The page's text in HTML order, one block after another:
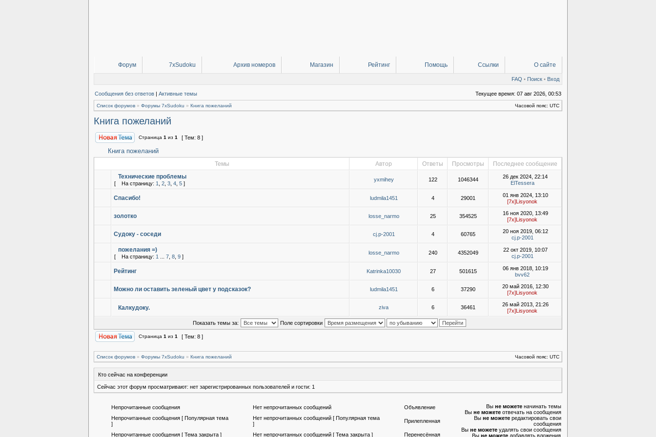
Форум 7xSudoku Архив номеров Магазин Рейтинг Помощь Ссылки О сайте
FAQ • Поиск • Вход
Сообщения без ответов | Активные темы Текущее время: 07 авг 2026, 00:53
Список форумов » Форумы 7xSudoku » Книга пожеланий Часовой пояс: UTC
Книга пожеланий
Страница 1 из 1 [ Тем: 8 ]
Книга пожеланий
Темы Автор Ответы Просмотры
Последнее сообщение
Технические проблемы
[ На страницу: 1 2 3 4 5 ]
yxmihey 122 1046344
26 дек 2024, 22:14
ElTessera
Спасибо! ludmila1451 4 29001
01 янв 2024, 13:10
[7x]Lisyonok
золотко losse_narmo 25 354525
16 ноя 2020, 13:49
[7x]Lisyonok
Судоку - соседи cj.p-2001 4 60765
20 ноя 2019, 06:12
cj.p-2001
пожелания =)
[ На страницу: 1 7 8 9 ]
losse_narmo 240 4352049
22 окт 2019, 10:07
cj.p-2001
Рейтинг Katrinka10030 27 501615
06 янв 2018, 10:19
bvv62
Можно ли оставить зеленый цвет у подсказок? ludmila1451 6 37290
20 май 2016, 12:30
[7x]Lisyonok
Калкудоку. ziva 6 36461
26 май 2013, 21:26
[7x]Lisyonok
Показать темы за: Поле сортировки
Страница 1 из 1 [ Тем: 8 ]
Список форумов » Форумы 7xSudoku » Книга пожеланий Часовой пояс: UTC
Кто сейчас на конференции
Сейчас этот форум просматривают: нет зарегистрированных пользователей и гости: 1
Непрочитанные сообщения Нет непрочитанных сообщений
Объявление
Непрочитанные сообщения [ Популярная тема
]
Нет непрочитанных сообщений [ Популярная тема
]
Прилепленная
Непрочитанные сообщения [ Тема закрыта ] Нет непрочитанных сообщений [ Тема закрыта ] Перенесённая
Вы не можете начинать темы
Вы не можете отвечать на сообщения
Вы не можете редактировать свои
сообщения
Вы не можете удалять свои сообщения
Вы не можете добавлять вложения